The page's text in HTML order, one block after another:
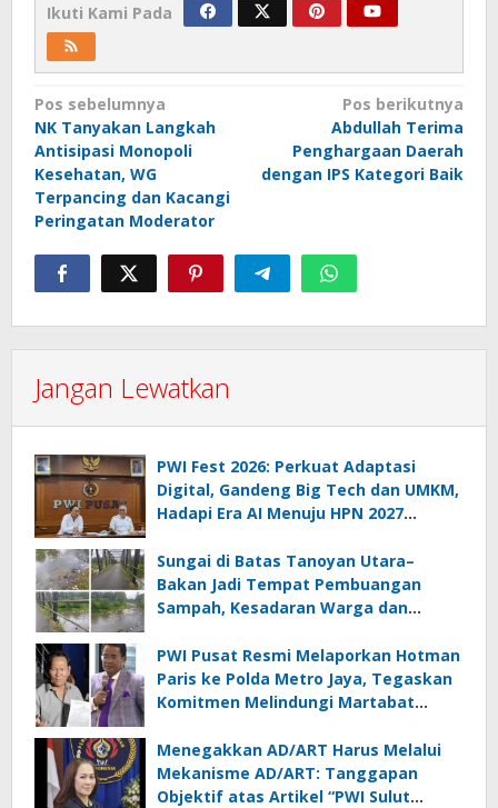
Ikuti Kami Pada
Navigasi
pos
Pos sebelumnya
NK Tanyakan Langkah
Antisipasi Monopoli
Kesehatan, WG
Terpancing dan Kacangi
Peringatan Moderator
Pos berikutnya
Abdullah Terima
Penghargaan Daerah
dengan IPS Kategori Baik
Jangan Lewatkan
PWI Fest 2026: Perkuat Adaptasi
Digital, Gandeng Big Tech dan UMKM,
Hadapi Era AI Menuju HPN 2027
Sungai di Batas Tanoyan Utara–
Bakan Jadi Tempat Pembuangan
Sampah, Kesadaran Warga dan
PWI Pusat Resmi Melaporkan Hotman
Paris ke Polda Metro Jaya, Tegaskan
Komitmen Melindungi Martabat
Menegakkan AD/ART Harus Melalui
Mekanisme AD/ART: Tanggapan
Objektif atas Artikel “PWI Sulut